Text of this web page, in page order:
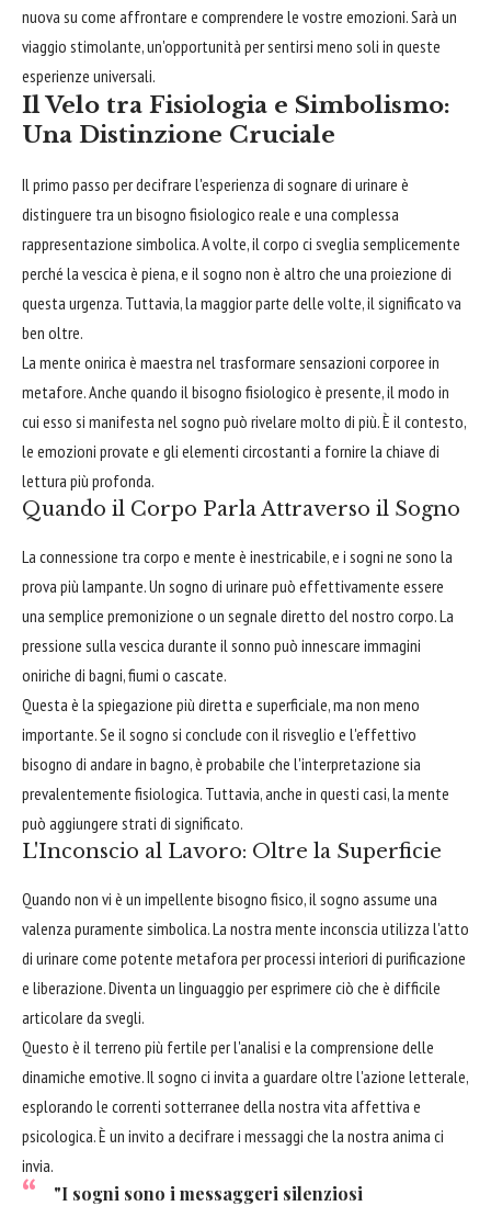
nuova su come affrontare e comprendere le vostre emozioni. Sarà un
viaggio stimolante, un'opportunità per sentirsi meno soli in queste
esperienze universali.
Il Velo tra Fisiologia e Simbolismo:
Una Distinzione Cruciale
Il primo passo per decifrare l'esperienza di sognare di urinare è
distinguere tra un bisogno fisiologico reale e una complessa
rappresentazione simbolica. A volte, il corpo ci sveglia semplicemente
perché la vescica è piena, e il sogno non è altro che una proiezione di
questa urgenza. Tuttavia, la maggior parte delle volte, il significato va
ben oltre.
La mente onirica è maestra nel trasformare sensazioni corporee in
metafore. Anche quando il bisogno fisiologico è presente, il modo in
cui esso si manifesta nel sogno può rivelare molto di più. È il contesto,
le emozioni provate e gli elementi circostanti a fornire la chiave di
lettura più profonda.
Quando il Corpo Parla Attraverso il Sogno
La connessione tra corpo e mente è inestricabile, e i sogni ne sono la
prova più lampante. Un sogno di urinare può effettivamente essere
una semplice premonizione o un segnale diretto del nostro corpo. La
pressione sulla vescica durante il sonno può innescare immagini
oniriche di bagni, fiumi o cascate.
Questa è la spiegazione più diretta e superficiale, ma non meno
importante. Se il sogno si conclude con il risveglio e l'effettivo
bisogno di andare in bagno, è probabile che l'interpretazione sia
prevalentemente fisiologica. Tuttavia, anche in questi casi, la mente
può aggiungere strati di significato.
L'Inconscio al Lavoro: Oltre la Superficie
Quando non vi è un impellente bisogno fisico, il sogno assume una
valenza puramente simbolica. La nostra mente inconscia utilizza l'atto
di urinare come potente metafora per processi interiori di purificazione
e liberazione. Diventa un linguaggio per esprimere ciò che è difficile
articolare da svegli.
Questo è il terreno più fertile per l'analisi e la comprensione delle
dinamiche emotive. Il sogno ci invita a guardare oltre l'azione letterale,
esplorando le correnti sotterranee della nostra vita affettiva e
psicologica. È un invito a decifrare i messaggi che la nostra anima ci
invia.
"I sogni sono i messaggeri silenziosi